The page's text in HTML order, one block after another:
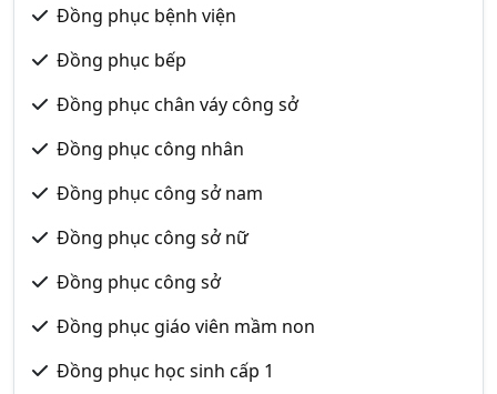
Đồng phục bệnh viện
Đồng phục bếp
Đồng phục chân váy công sở
Đồng phục công nhân
Đồng phục công sở nam
Đồng phục công sở nữ
Đồng phục công sở
Đồng phục giáo viên mầm non
Đồng phục học sinh cấp 1